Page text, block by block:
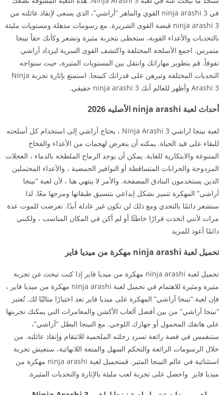
في ninja arashi 3 القوي والماهر “أراشي”، الذي يسعى لإنقاذ عائلته من
ninja arashi 3 قبضة القوى الشريرة. مع رسومات مذهلة ومستويات مليئة
بالتحديات والأعداء القوية، ستحظى بتجربة مثيرة وتشعر وكأنك حقاً نينجا
متمرس. اجمع الأسلحة المختلفة واكتشف القوى السرية ليزداد أراشي
تفوقاً. قم بتطوير مهاراتك وانتقل بين المستويات المثيرة، حيث ستواجه
التحديات المختلفة وتبرهن على قدراتك كنينجا. استمتع بإثارة تجربة Ninja
Arashi 3 وأظهر للعالم أنك ninja arashi 3 حقيقي.
أحداث لعبة ninja arashi الأصليه 2026
لعبة نينجا اراشي 3 Ninja Arashi ، يحتاج أراشي إلى استخدام كل أسلحته
للبقاء على قيد الحياة. يمكنه أن يتعرض لهجمات من الأعداء والفخاخ
المتنوعة والابتكارية للغاية. يمكن أن يوجد الرماح الملطخة بالدماء ، العجلات
المزدوجة والحرابات المتساقطة أو النوافير الحمضية ، والأعداء المحتملين
الذين يستخدمون البنادق المصفحة. والأمر لا ينتهي هنا ، لأن لعبة “نينجا
أراشي” المهكرة تتميز بشكل إبداعي بتنسيق طبقاتها ومزجها معًا. لذا
ستشعر دائمًا بالتحدي ومع ذلك لن تكون غير عادلة أبدًا. تعرضت للموت عدة
مرات لأنني اتخذت قرارًا خاطئًا أو لم أكن في المكان المناسب ، ولكنني
دائمًا أعود للمزيد
تحميل لعبة ninja arashi مهكرة من ميديا فاير
تحميل لعبة ninja arashi مهكرة من ميديا فاير إذا كنت تبحث عن تجربة
مثيرة ومثيرة للاهتمام في تحميل لعبة ninja arashi مهكرة من ميديا فاير ،
فإن لعبة “نينجا آراشي” المهكرة على ميديا فاير تعد اختيارًا مثاليًا لك. تُعتبر
“نينجا آراشي” من بين أفضل ألعاب الأكشن والمغامرات التي يمكنك تجربتها
على هاتفك المحمول أو جهازك اللوحي. مع النينجا البطل “آراشي”،
ستنغمس في قصة رائعة تسرد رحلته الملحمية للانتقام وإنقاذ عائلته. من
خلال الرسومات الرائعة والتحكم السهل والمتعة اللانهائية، ستعيش تجربة
استثنائية في عالم النينجا المثير. قمتحميل لعبة ninja arashi مهكرة من
ميديا فاير واحصل على تجربة لعب مليئة بالإثارة والتحديات المثيرة.